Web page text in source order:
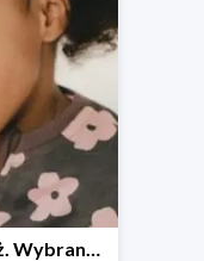
Sezonowa wyprzedaż. Wybrane modele do -40%